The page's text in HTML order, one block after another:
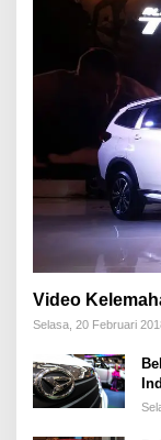
Video
Selasa, 20 Februari